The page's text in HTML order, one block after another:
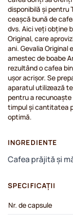
disponibilă și pentru
ceașcă bună de
dvs. Aici veți obține
Original, care
ani. Gevalia Original
amestec de boabe
rezultând o cafea
ușor acrișor. Se
aparatul utilizează
pentru a
timpul și cantitatea
optimă.
INGREDIENTE
Cafea prăjită și
SPECIFICAȚII
Nr. de capsule